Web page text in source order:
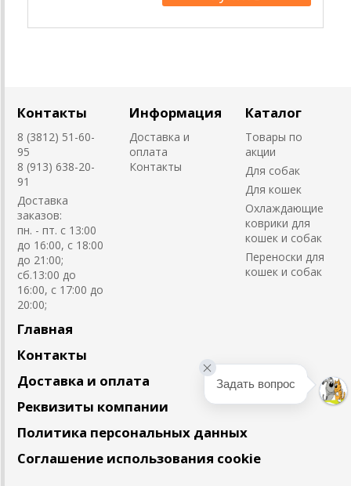
Контакты
8 (3812) 51-60-
95
8 (913) 638-20-
91
Доставка
заказов:
пн. - пт. с 13:00
до 16:00, с 18:00
до 21:00;
сб.13:00 до
16:00, с 17:00 до
20:00;
Информация
Доставка и
оплата
Контакты
Каталог
Товары по
акции
Для собак
Для кошек
Охлаждающие
коврики для
кошек и собак
Переноски для
кошек и собак
Главная
Контакты
Доставка и оплата
Реквизиты компании
Политика персональных данных
Соглашение использования cookie
Задать вопрос